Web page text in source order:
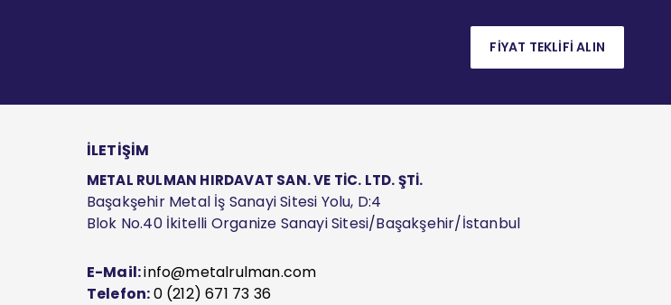
FİYAT TEKLİFİ ALIN
İLETİŞİM
METAL RULMAN HIRDAVAT SAN. VE TİC. LTD. ŞTİ.
Başakşehir Metal İş Sanayi Sitesi Yolu, D:4
Blok No.40 İkitelli Organize Sanayi Sitesi/Başakşehir/İstanbul
E-Mail:info@metalrulman.com
Telefon:0 (212) 671 73 36